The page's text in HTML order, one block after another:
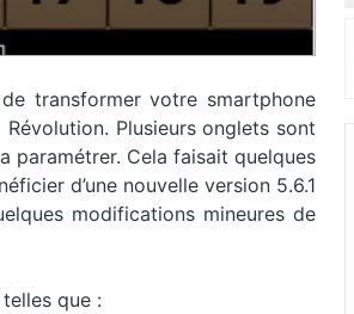
transformer votre smartphone
Plusieurs onglets sont
paramétrer. Cela faisait quelques
d’une nouvelle version 5.6.1
modifications mineures de
que :